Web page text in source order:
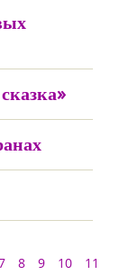
8 9 10
11